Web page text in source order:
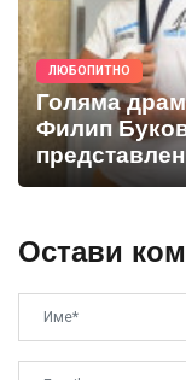
ЛЮБОПИТНО
Голяма
Филип
Остави